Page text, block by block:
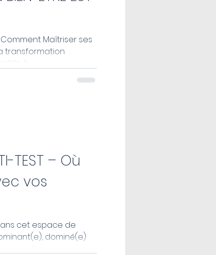
Maîtriser ses
à...
TEST – Où
vos
cet espace de
dominé(e)
vous...